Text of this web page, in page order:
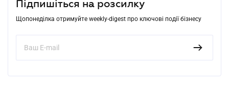
Підпишіться на розсилку
Щопонеділка отримуйте weekly-digest про ключові події бізнесу